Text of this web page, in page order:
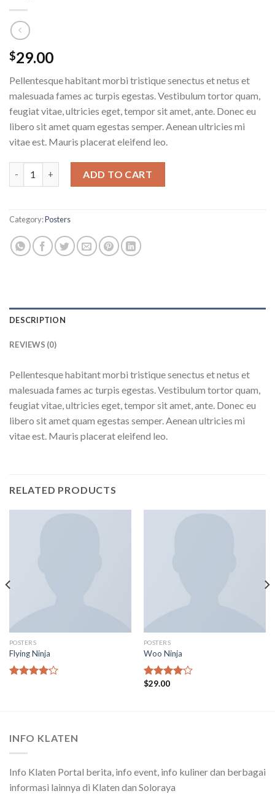
$29.00
Pellentesque habitant morbi tristique senectus et netus et
malesuada fames ac turpis egestas. Vestibulum tortor quam,
feugiat vitae, ultricies eget, tempor sit amet, ante. Donec eu
libero sit amet quam egestas semper. Aenean ultricies mi
vitae est. Mauris placerat eleifend leo.
ADD TO CART
Category:Posters
DESCRIPTION
REVIEWS (0)
Pellentesque habitant morbi tristique senectus et netus et
malesuada fames ac turpis egestas. Vestibulum tortor quam,
feugiat vitae, ultricies eget, tempor sit amet, ante. Donec eu
libero sit amet quam egestas semper. Aenean ultricies mi
vitae est. Mauris placerat eleifend leo.
RELATED PRODUCTS
POSTERS
Flying Ninja
POSTERS
Woo Ninja
Rated
$29.00
INFO KLATEN
Info Klaten Portal berita, info event, info kuliner dan berbagai
informasi lainnya di Klaten dan Soloraya